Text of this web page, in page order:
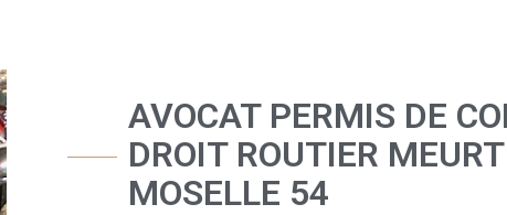
AVOCAT PERMIS DE
DROIT ROUTIER
MOSELLE 54